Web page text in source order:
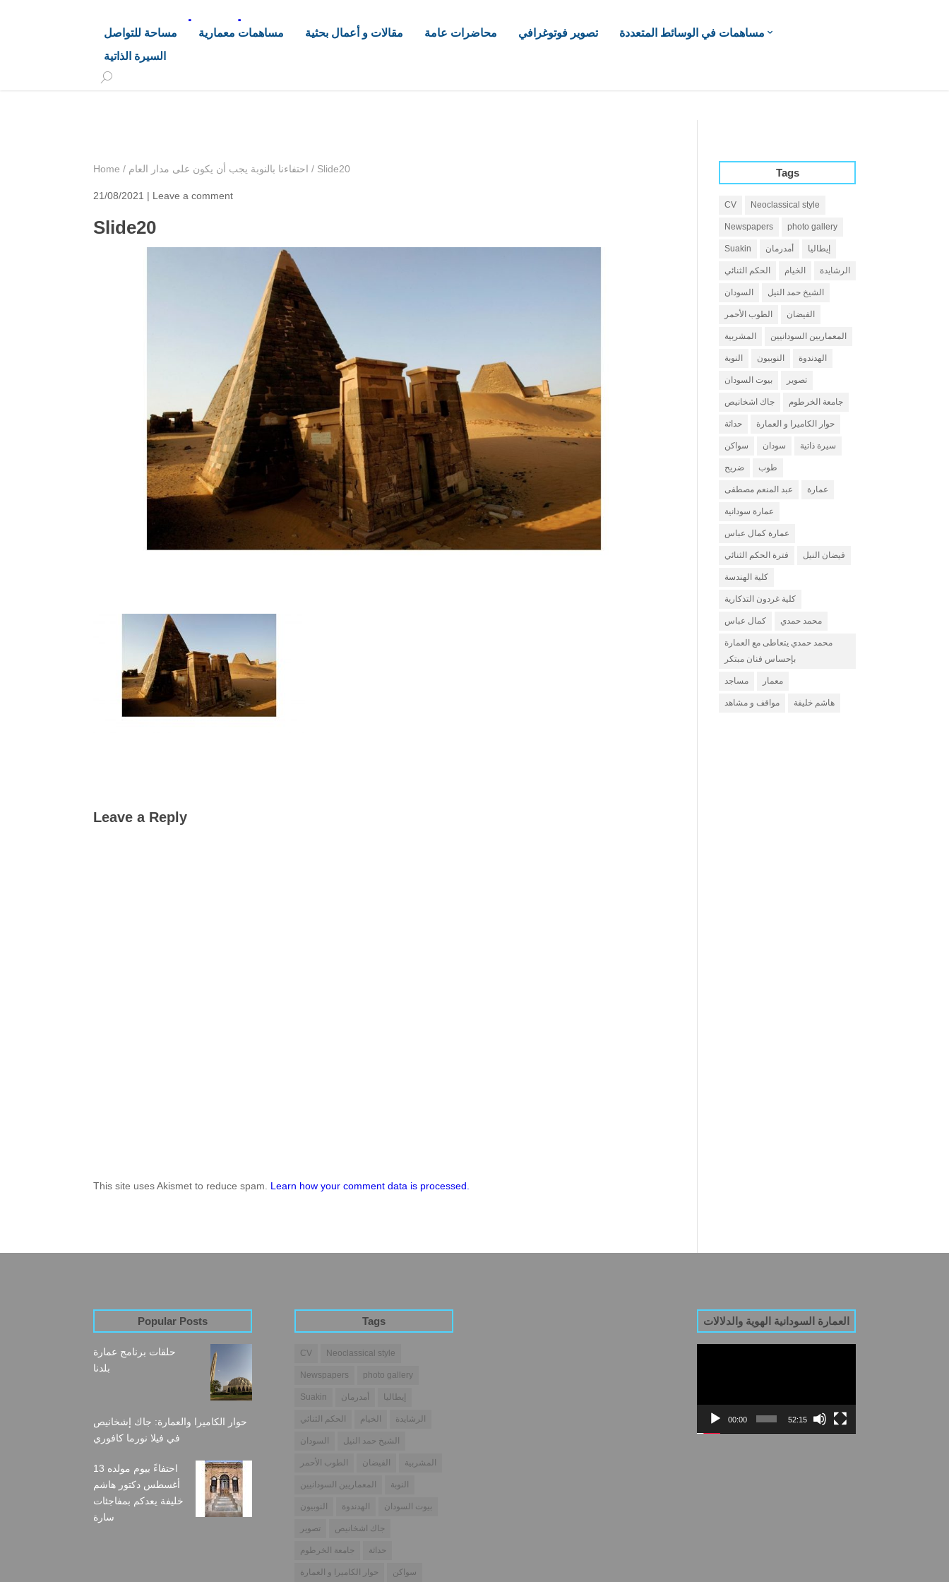
د. هاشم خليفة محجوب
مساحة للتواصل مساهمات معمارية مقالات و أعمال بحثية محاضرات عامة تصوير فوتوغرافي
مساهمات في الوسائط المتعددة
السيرة الذاتية
Home / احتفاءنا بالنوبة يجب أن يكون على مدار العام / Slide20
21/08/2021 | Leave a comment
Slide20
Leave a Reply
This site uses Akismet to reduce spam. Learn how your comment data is processed.
Tags
CV Neoclassical style
Newspapers photo gallery
Suakin أمدرمان إيطاليا
الحكم الثنائي الخيام الرشايدة
السودان الشيخ حمد النيل
الطوب الأحمر الفيضان
المشربية المعماريين السودانيين
النوبة النوبيون الهدندوة
بيوت السودان تصوير
جاك اشخانيص جامعة الخرطوم
حداثة حوار الكاميرا و العمارة
سواكن سودان سيرة ذاتية
ضريح طوب
عبد المنعم مصطفى عمارة
عمارة سودانية
عمارة كمال عباس
فترة الحكم الثنائي فيضان النيل
كلية الهندسة
كلية غردون التذكارية
كمال عباس محمد حمدي
محمد حمدي يتعاطى مع العمارة
بإحساس فنان مبتكر
مساجد معمار
مواقف و مشاهد هاشم خليفة
Popular Posts
حلقات برنامج عمارة
بلدنا
حوار الكاميرا والعمارة: جاك إشخانيص
في فيلا نورما كافوري
احتفاءً بيوم مولده 13
أغسطس دكتور هاشم
خليفة يعدكم بمفاجئات
سارة
Tags
CV Neoclassical style
Newspapers photo gallery
Suakin أمدرمان إيطاليا
الحكم الثنائي الخيام الرشايدة
السودان الشيخ حمد النيل
الطوب الأحمر الفيضان المشربية
المعماريين السودانيين النوبة
النوبيون الهدندوة بيوت السودان
تصوير جاك اشخانيص
جامعة الخرطوم حداثة
حوار الكاميرا و العمارة سواكن
العمارة السودانية الهوية والدلالات
00:00 52:15